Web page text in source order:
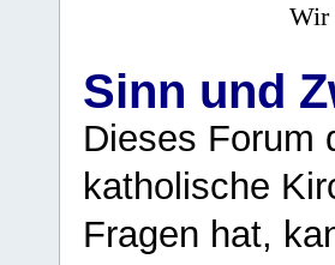
Wir
Sinn und
Dieses Forum
katholische
Fragen hat,